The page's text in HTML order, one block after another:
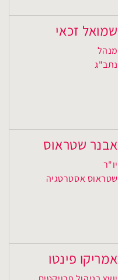
שמואל זכאי
מנהל
נתב"ג
אבנר שטראוס
יו"ר
שטראוס אסטרטגיה
אמריקו פינטו